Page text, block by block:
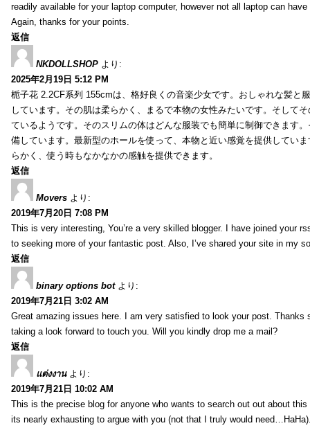
readily available for your laptop computer, however not all laptop can
Again, thanks for your points.
返信
NKDOLLSHOP より:
2025年2月19日 5:12 PM
栀子花 2.2CF系列 155cmは、格好良くの音楽少女です。おしゃれな髪と
しています。その肌は柔らかく、まるで本物の女性みたいです。そして
ているようです。そのスリムの体はどんな服装でも簡単に制御できます
備しています。最新型のホールを使って、本物と近い感覚を提供してい
らかく、使う時もなかなかの感触を提供できます。
返信
Movers より:
2019年7月20日 7:08 PM
This is very interesting, You’re a very skilled blogger. I have joined your
to seeking more of your fantastic post. Also, I’ve shared your site in my
返信
binary options bot より:
2019年7月21日 3:02 AM
Great amazing issues here. I am very satisfied to look your post. Thanks
taking a look forward to touch you. Will you kindly drop me a mail?
返信
แต่งงาน より:
2019年7月21日 10:02 AM
This is the precise blog for anyone who wants to search out out about
its nearly exhausting to argue with you (not that I truly would